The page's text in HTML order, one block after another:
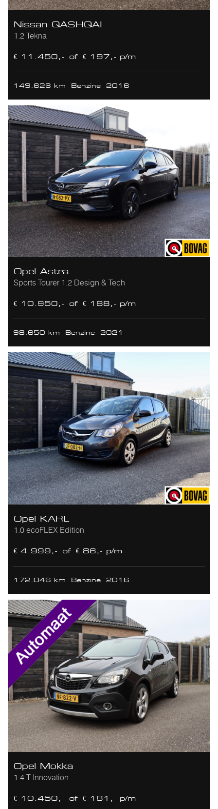
Nissan QASHQAI
1.2 Tekna
€ 11.450,- of € 197,- p/m
149.626 km Benzine 2016
Opel Astra
Sports Tourer 1.2 Design & Tech
€ 10.950,- of € 188,- p/m
98.650 km Benzine 2021
Opel KARL
1.0 ecoFLEX Edition
€ 4.999,- of € 86,- p/m
172.046 km Benzine 2016
Opel Mokka
1.4 T Innovation
€ 10.450,- of € 181,- p/m